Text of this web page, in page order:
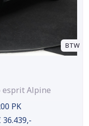
BTW
esprit Alpine
PK
36.439,-